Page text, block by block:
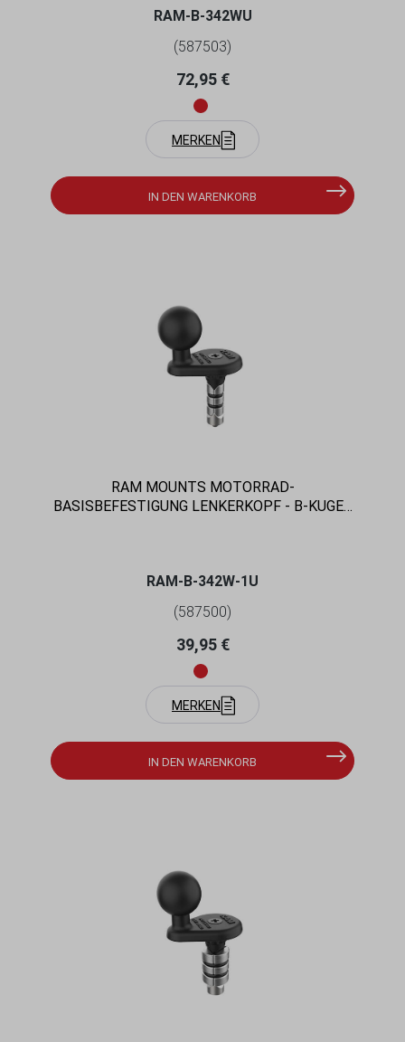
RAM-B-342WU
(587503)
Regulärer Preis:
72,95 €
MERKEN
IN DEN WARENKORB
RAM MOUNTS MOTORRAD-
BASISBEFESTIGUNG LENKERKOPF - B-KUGEL
RAM-B-342W-1U
(587500)
Regulärer Preis:
39,95 €
MERKEN
IN DEN WARENKORB